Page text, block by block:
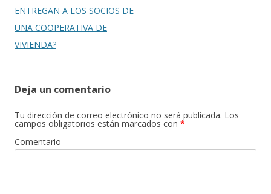
ENTREGAN A LOS SOCIOS DE
UNA COOPERATIVA DE
VIVIENDA?
Deja un comentario
Tu dirección de correo electrónico no será publicada. Los
campos obligatorios están marcados con *
Comentario